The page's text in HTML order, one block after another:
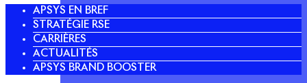
APSYS EN BREF
STRATÉGIE RSE
CARRIÈRES
ACTUALITÉS
APSYS BRAND BOOSTER